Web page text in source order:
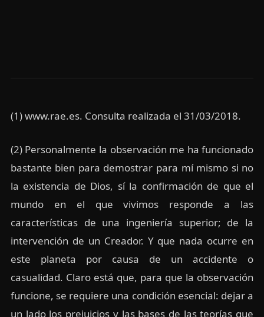
(1) www.rae.es. Consulta realizada el 31/03/2018.
(2) Personalmente la observación me ha funcionado
bastante bien para demostrar para mí mismo si no
la existencia de Dios, sí la confirmación de que el
mundo en el que vivimos responde a las
características de una ingeniería superior; de la
intervención de un Creador. Y que nada ocurre en
este planeta por causa de un accidente o
casualidad. Claro está que, para que la observación
funcione, se requiere una condición esencial: dejar a
un lado los prejuicios y las bases de las teorías que